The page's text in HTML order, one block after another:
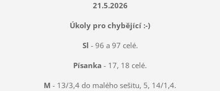
21.5.2026
Úkoly pro chybějící :-)
Sl - 96 a 97 celé.
Písanka - 17, 18 celé.
M - 13/3,4 do malého sešitu, 5, 14/1,4.